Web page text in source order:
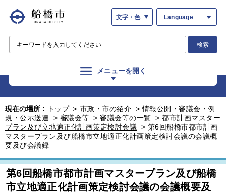
文字・色 Language
検索
メニューを開く
現在の場所 : トップ > 市政・市の紹介 >情報公開・審議会・例
規・公示送達
> 審議会等 > 審議会等の一覧 > 都市計画マスター
プラン及び立地適正化計画策定検討会議
> 第6回船橋市都市計画
マスタープラン及び船橋市立地適正化計画策定検討会議の会議概
要及び会議録
第6回船橋市都市計画マスタープラン及び船橋
市立地適正化計画策定検討会議の会議概要及